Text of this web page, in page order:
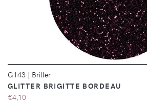
G143 | Briller
GLITTER BRIGITTE BORDEAU
€4,10